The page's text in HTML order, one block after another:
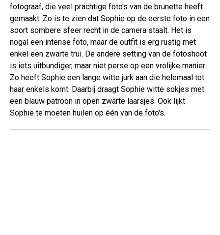
fotograaf, die veel prachtige foto's van de brunette heeft
gemaakt. Zo is te zien dat Sophie op de eerste foto in een
soort sombere sfeer recht in de camera staalt. Het is
nogal een intense foto, maar de outfit is erg rustig met
enkel een zwarte trui. De andere setting van de fotoshoot
is iets uitbundiger, maar niet perse op een vrolijke manier.
Zo heeft Sophie een lange witte jurk aan die helemaal tot
haar enkels komt. Daarbij draagt Sophie witte sokjes met
een blauw patroon in open zwarte laarsjes. Ook lijkt
Sophie te moeten huilen op één van de foto's.